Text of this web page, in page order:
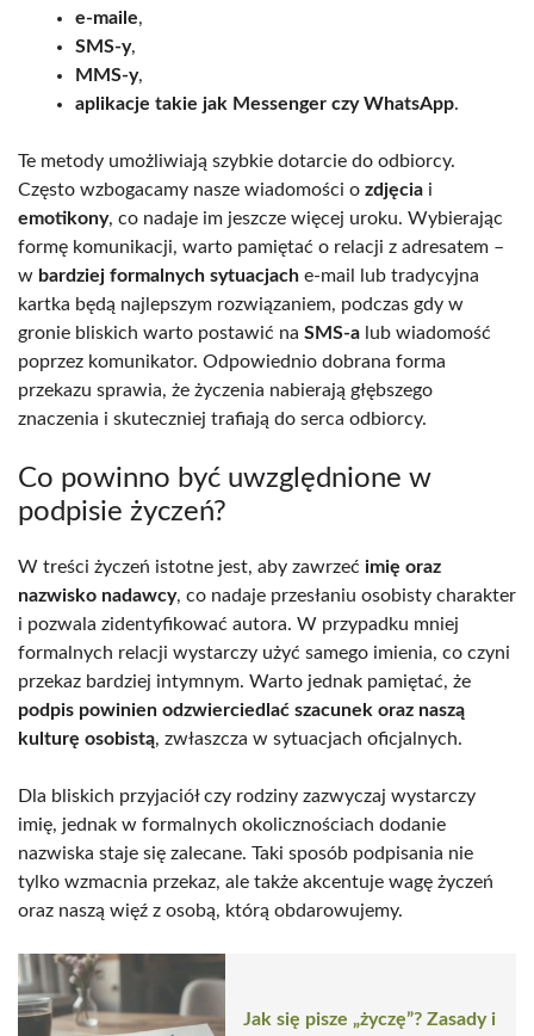
e-maile,
SMS-y,
MMS-y,
aplikacje takie jak Messenger czy WhatsApp.
Te metody umożliwiają szybkie dotarcie do odbiorcy.
Często wzbogacamy nasze wiadomości o zdjęcia i
emotikony, co nadaje im jeszcze więcej uroku. Wybierając
formę komunikacji, warto pamiętać o relacji z adresatem –
w bardziej formalnych sytuacjach e-mail lub tradycyjna
kartka będą najlepszym rozwiązaniem, podczas gdy w
gronie bliskich warto postawić na SMS-a lub wiadomość
poprzez komunikator. Odpowiednio dobrana forma
przekazu sprawia, że życzenia nabierają głębszego
znaczenia i skuteczniej trafiają do serca odbiorcy.
Co powinno być uwzględnione w
podpisie życzeń?
W treści życzeń istotne jest, aby zawrzeć imię oraz
nazwisko nadawcy, co nadaje przesłaniu osobisty charakter
i pozwala zidentyfikować autora. W przypadku mniej
formalnych relacji wystarczy użyć samego imienia, co czyni
przekaz bardziej intymnym. Warto jednak pamiętać, że
podpis powinien odzwierciedlać szacunek oraz naszą
kulturę osobistą, zwłaszcza w sytuacjach oficjalnych.
Dla bliskich przyjaciół czy rodziny zazwyczaj wystarczy
imię, jednak w formalnych okolicznościach dodanie
nazwiska staje się zalecane. Taki sposób podpisania nie
tylko wzmacnia przekaz, ale także akcentuje wagę życzeń
oraz naszą więź z osobą, którą obdarowujemy.
Jak się pisze „życzę”? Zasady i